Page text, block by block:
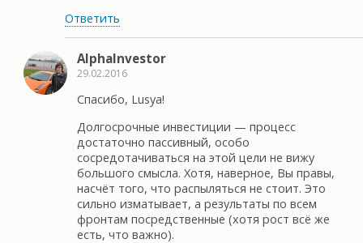
Ответить
AlphaInvestor
29.02.2016
Спасибо, Lusya!
Долгосрочные инвестиции — процесс
достаточно пассивный, особо
сосредотачиваться на этой цели не вижу
большого смысла. Хотя, наверное, Вы правы,
насчёт того, что распыляться не стоит. Это
сильно изматывает, а результаты по всем
фронтам посредственные (хотя рост всё же
есть, что важно).